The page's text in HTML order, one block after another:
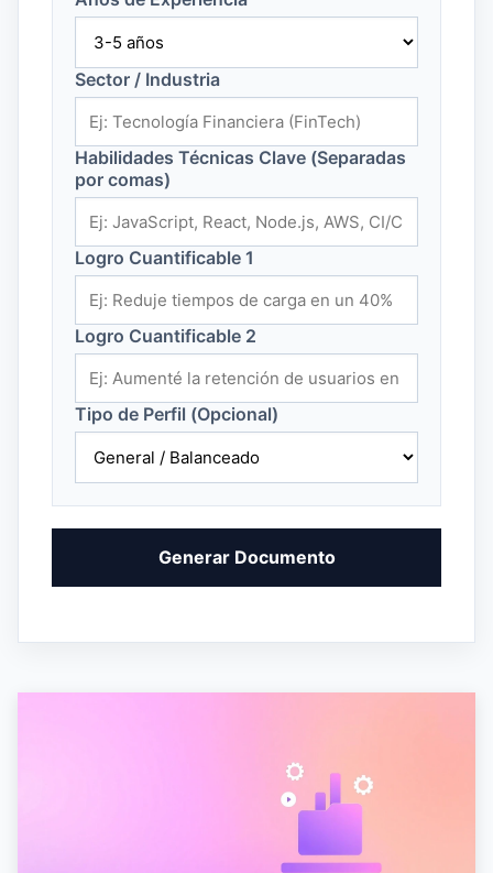
Sector / Industria
Habilidades Técnicas Clave (Separadas
por comas)
Logro Cuantificable 1
Logro Cuantificable 2
Tipo de Perfil (Opcional)
Generar Documento